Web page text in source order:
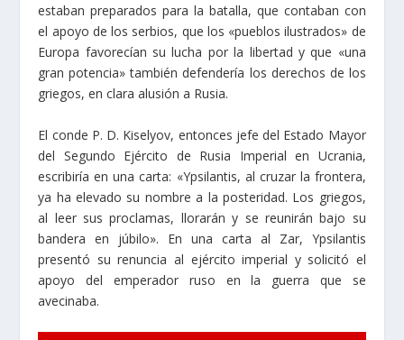
estaban preparados para la batalla, que contaban con
el apoyo de los serbios, que los «pueblos ilustrados» de
Europa favorecían su lucha por la libertad y que «una
gran potencia» también defendería los derechos de los
griegos, en clara alusión a Rusia.
El conde P. D. Kiselyov, entonces jefe del Estado Mayor
del Segundo Ejército de Rusia Imperial en Ucrania,
escribiría en una carta: «Ypsilantis, al cruzar la frontera,
ya ha elevado su nombre a la posteridad. Los griegos,
al leer sus proclamas, llorarán y se reunirán bajo su
bandera en júbilo». En una carta al Zar, Ypsilantis
presentó su renuncia al ejército imperial y solicitó el
apoyo del emperador ruso en la guerra que se
avecinaba.